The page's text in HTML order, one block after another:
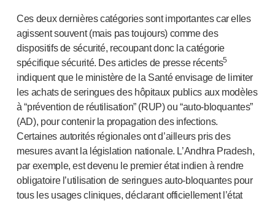
Ces deux dernières catégories sont importantes car elles
agissent souvent (mais pas toujours) comme des
dispositifs de sécurité, recoupant donc la catégorie
spécifique sécurité. Des articles de presse récents5
indiquent que le ministère de la Santé envisage de limiter
les achats de seringues des hôpitaux publics aux modèles
à “prévention de réutilisation” (RUP) ou “auto-bloquantes”
(AD), pour contenir la propagation des infections.
Certaines autorités régionales ont d’ailleurs pris des
mesures avant la législation nationale. L’Andhra Pradesh,
par exemple, est devenu le premier état indien à rendre
obligatoire l’utilisation de seringuesauto-bloquantespour
tous les usages cliniques, déclarant officiellement l’état